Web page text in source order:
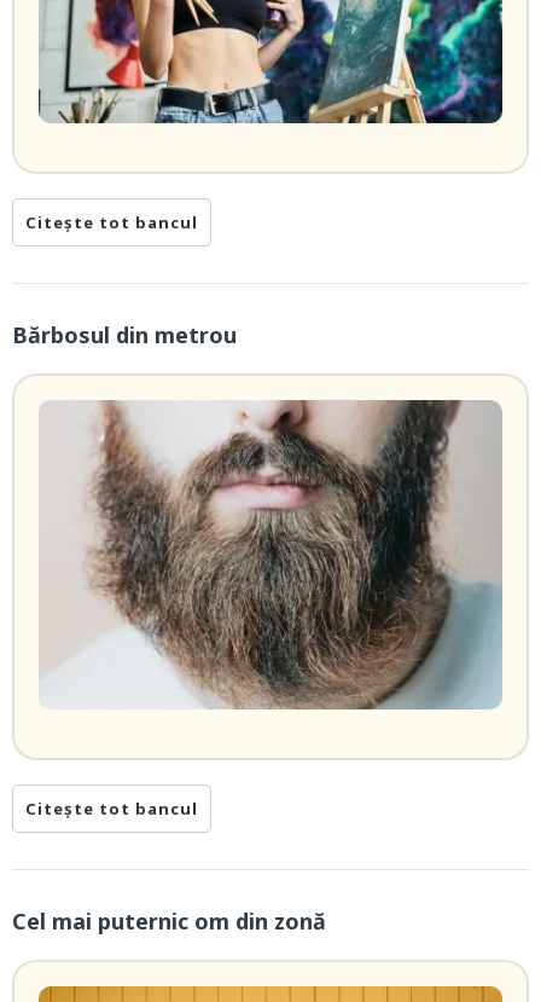
Citește tot bancul
Bărbosul din metrou
Citește tot bancul
Cel mai puternic om din zonă